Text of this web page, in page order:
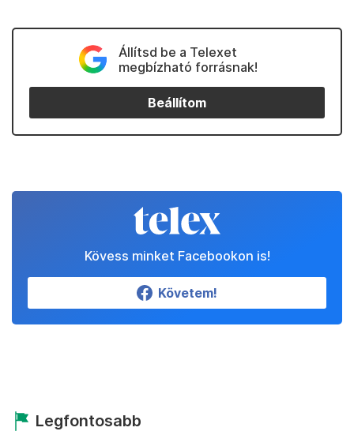
Állítsd be a Telexet
megbízható forrásnak!
Beállítom
Kövess minket Facebookon is!
Követem!
Legfontosabb